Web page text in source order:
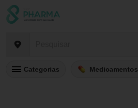
Categorias Medicamentos